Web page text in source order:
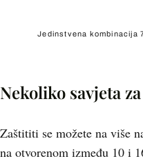
Jedinstvena kombinacija
Nekoliko savjeta
Zaštititi se možete na više
na otvorenom između 10 i